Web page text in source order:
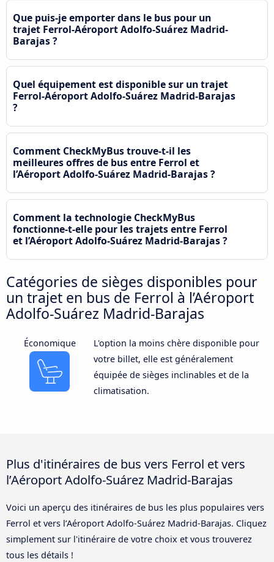
Que puis-je emporter dans le bus pour un
trajet Ferrol-Aéroport Adolfo-Suárez Madrid-
Barajas ?
Quel équipement est disponible sur un trajet
Ferrol-Aéroport Adolfo-Suárez Madrid-Barajas
?
Comment CheckMyBus trouve-t-il les
meilleures offres de bus entre Ferrol et
l’Aéroport Adolfo-Suárez Madrid-Barajas ?
Comment la technologie CheckMyBus
fonctionne-t-elle pour les trajets entre Ferrol
et l’Aéroport Adolfo-Suárez Madrid-Barajas ?
Catégories de sièges disponibles pour
un trajet en bus de Ferrol à l’Aéroport
Adolfo-Suárez Madrid-Barajas
Économique
L'option la moins chère disponible pour
votre billet, elle est généralement
équipée de sièges inclinables et de la
climatisation.
Plus d'itinéraires de bus vers Ferrol et vers
l’Aéroport Adolfo-Suárez Madrid-Barajas
Voici un aperçu des itinéraires de bus les plus populaires vers
Ferrol et vers l’Aéroport Adolfo-Suárez Madrid-Barajas. Cliquez
simplement sur l'itinéraire de votre choix et vous trouverez
tous les détails !